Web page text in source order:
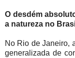
O desdém
a natureza no
No Rio de Janeiro,
generalizada de